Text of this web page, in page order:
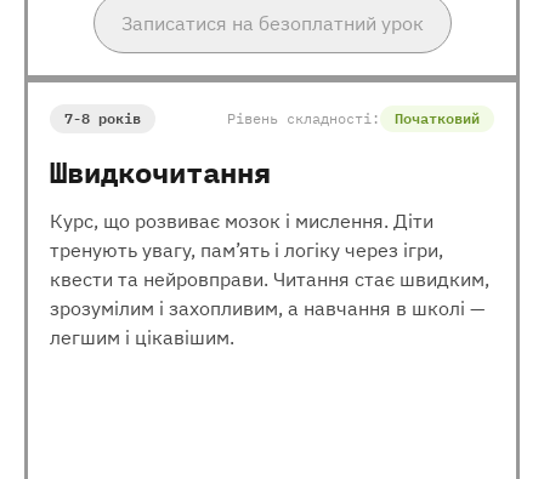
Записатися на безоплатний урок
7-8 років Рівень складності: Початковий
Швидкочитання
Курс, що розвиває мозок і мислення. Діти
тренують увагу, пам’ять і логіку через ігри,
квести та нейровправи. Читання стає швидким,
зрозумілим і захопливим, а навчання в школі —
легшим і цікавішим.